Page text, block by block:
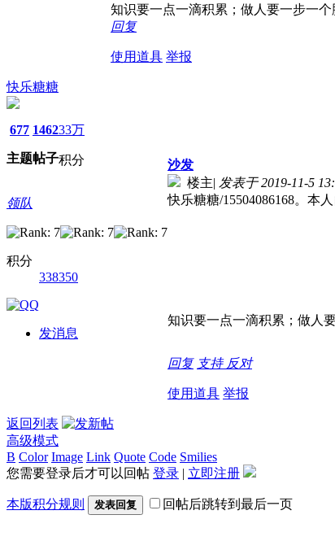
知识要一点一滴积累；做人要一步一个
回复
使用道具 举报
快乐糖糖
677
主题
1462
帖子
33万
积分
领队
积分
338350
发消息
沙发
楼主| 发表于 2019-11-5
快乐糖糖/15504086168。本
知识要一点一滴积累；做人
回复 支持 反对
使用道具 举报
返回列表
高级模式
B Color Image Link Quote Code Smilies
您需要登录后才可以回帖 登录 | 立即注册
本版积分规则 发表回复 回帖后跳转到最后一页